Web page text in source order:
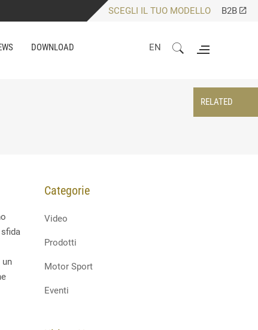
SCEGLI IL TUO MODELLO B2B
DOWNLOAD EN
RELATED
un
Categorie
Video
Prodotti
Motor Sport
Eventi